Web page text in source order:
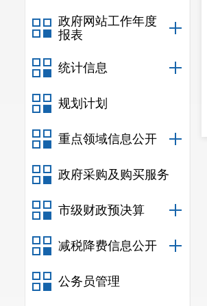
政府网站工作年度
报表
统计信息
规划计划
重点领域信息公开
政府采购及购买服务
市级财政预决算
减税降费信息公开
公务员管理